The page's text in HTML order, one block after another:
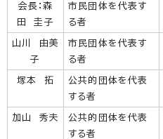
会長：森
田 圭子
市民団体を代表す
る者
山川 由美
子
市民団体を代表す
る者
塚本 拓
公共的団体を代表
する者
加山 秀夫
公共的団体を代表
する者